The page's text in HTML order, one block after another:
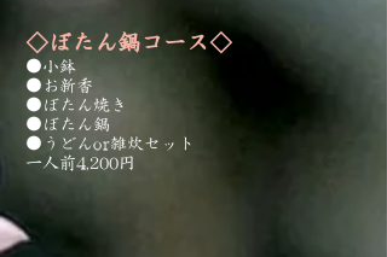
◇ぼたん鍋コース◇
●小鉢
​●お新香
●ぼたん焼き
●ぼたん鍋
●うどんor雑炊セット
一人前4,200円